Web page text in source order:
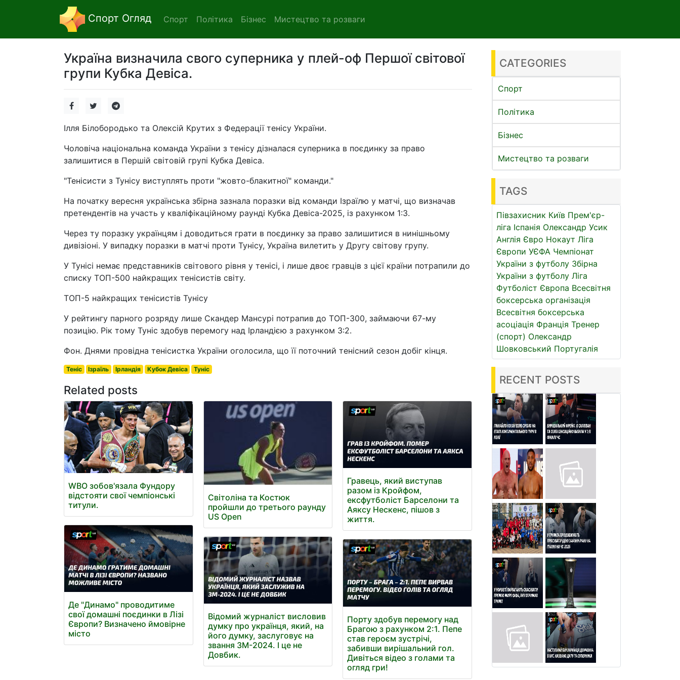
Спорт Огляд Спорт Політика Бізнес Мистецтво та розваги
Україна визначила свого суперника у плей-оф Першої світової
групи Кубка Девіса.
Ілля Білобородько та Олексій Крутих з Федерації тенісу України.
Чоловіча національна команда України з тенісу дізналася суперника в поєдинку за право
залишитися в Першій світовій групі Кубка Девіса.
"Тенісисти з Тунісу виступлять проти "жовто-блакитної" команди."
На початку вересня українська збірна зазнала поразки від команди Ізраїлю у матчі, що визначав
претендентів на участь у кваліфікаційному раунді Кубка Девіса-2025, із рахунком 1:3.
Через ту поразку українцям і доводиться грати в поєдинку за право залишитися в нинішньому
дивізіоні. У випадку поразки в матчі проти Тунісу, Україна вилетить у Другу світову групу.
У Тунісі немає представників світового рівня у тенісі, і лише двоє гравців з цієї країни потрапили до
списку ТОП-500 найкращих тенісистів світу.
ТОП-5 найкращих тенісистів Тунісу
У рейтингу парного розряду лише Скандер Мансурі потрапив до ТОП-300, займаючи 67-му
позицію. Рік тому Туніс здобув перемогу над Ірландією з рахунком 3:2.
Фон. Днями провідна тенісистка України оголосила, що її поточний тенісний сезон добіг кінця.
Теніс Ізраїль Ірландія Кубок Девіса Туніс
Related posts
WBO зобов'язала Фундору
відстояти свої чемпіонські
титули.
Де "Динамо" проводитиме
свої домашні поєдинки в Лізі
Європи? Визначено ймовірне
місто
Світоліна та Костюк
пройшли до третього раунду
US Open
Відомий журналіст висловив
думку про українця, який, на
його думку, заслуговує на
звання ЗМ-2024. І це не
Довбик.
Гравець, який виступав
разом із Кройфом,
ексфутболіст Барселони та
Аяксу Нескенс, пішов з
життя.
Порту здобув перемогу над
Брагою з рахунком 2:1. Пепе
став героєм зустрічі,
забивши вирішальний гол.
Дивіться відео з голами та
огляд гри!
CATEGORIES
Спорт
Політика
Бізнес
Мистецтво та розваги
TAGS
Півзахисник Київ Прем'єр-
ліга Іспанія Олександр Усик
Англія Євро Нокаут Ліга
Європи УЄФА Чемпіонат
України з футболу Збірна
України з футболу Ліга
Футболіст Європа Всесвітня
боксерська організація
Всесвітня боксерська
асоціація Франція Тренер
(спорт) Олександр
Шовковський Португалія
RECENT POSTS